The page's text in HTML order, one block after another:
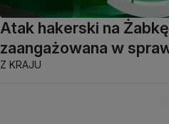
Atak hakerski na
zaangażowana w
Z KRAJU